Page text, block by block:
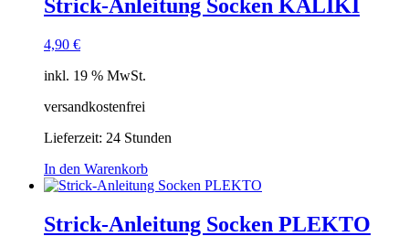
Strick-Anleitung Socken KALIKI
4,90 €
inkl. 19 % MwSt.
versandkostenfrei
Lieferzeit: 24 Stunden
In den Warenkorb
Strick-Anleitung Socken PLEKTO